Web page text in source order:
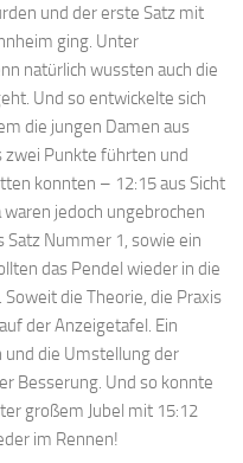
und der erste Satz mit
ging. Unter
natürlich wussten auch die
Und so entwickelte sich
die jungen Damen aus
zwei Punkte führten und
konnten – 12:15 aus Sicht
waren jedoch ungebrochen
Satz Nummer 1, sowie ein
das Pendel wieder in die
die Theorie, die Praxis
der Anzeigetafel. Ein
die Umstellung der
Besserung. Und so konnte
großem Jubel mit 15:12
im Rennen!